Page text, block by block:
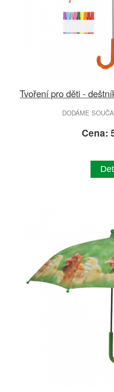
Tvoření pro děti -
DODÁME
Cena: